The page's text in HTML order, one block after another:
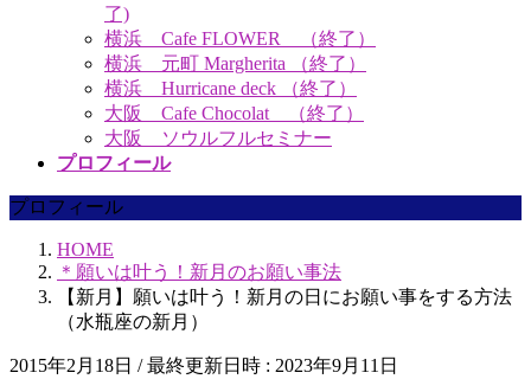
了)
横浜 Cafe FLOWER （終了）
横浜 元町 Margherita （終了）
横浜 Hurricane deck （終了）
大阪 Cafe Chocolat （終了）
大阪 ソウルフルセミナー
プロフィール
プロフィール
HOME
＊願いは叶う！新月のお願い事法
【新月】願いは叶う！新月の日にお願い事をする方法
（水瓶座の新月）
2015年2月18日 / 最終更新日時 : 2023年9月11日